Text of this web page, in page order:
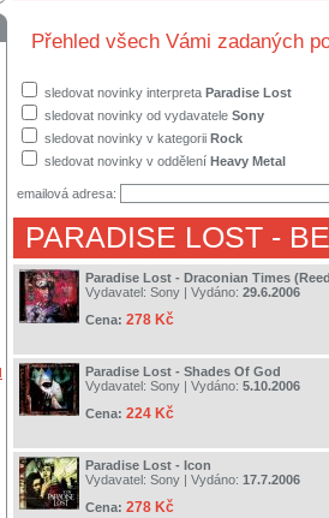
Přehled všech Vámi zadaných
sledovat novinky interpreta Paradise Lost
sledovat novinky od vydavatele Sony
sledovat novinky v kategorii Rock
sledovat novinky v oddělení Heavy Metal
emailová adresa:
PARADISE LOST -
Paradise Lost - Draconian Times
Vydavatel: Sony | Vydáno: 29.6.2006
Cena: 278 Kč
Paradise Lost - Shades Of God
Vydavatel: Sony | Vydáno: 5.10.2006
Cena: 224 Kč
Paradise Lost - Icon
Vydavatel: Sony | Vydáno: 17.7.2006
Cena: 278 Kč